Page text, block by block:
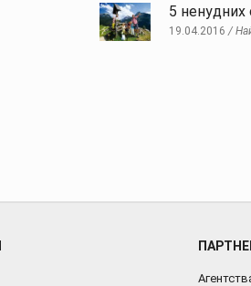
5 ненудних
19.04.2016